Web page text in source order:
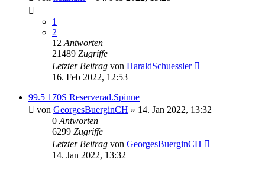
1
2
12 Antworten
21489 Zugriffe
Letzter Beitrag von HaraldSchuessler
16. Feb 2022, 12:53
99.5 170S Reserverad.Spinne
von GeorgesBuerginCH » 14. Jan 2022, 13:32
0 Antworten
6299 Zugriffe
Letzter Beitrag von GeorgesBuerginCH
14. Jan 2022, 13:32